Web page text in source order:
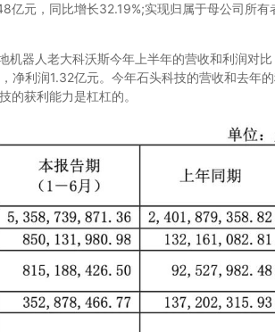
元，同比增长32.19%;实现归属于母公司所有
器人老大科沃斯今年上半年的营收和利润对比
净利润1.32亿元。今年石头科技的营收和去年
的获利能力是杠杠的。